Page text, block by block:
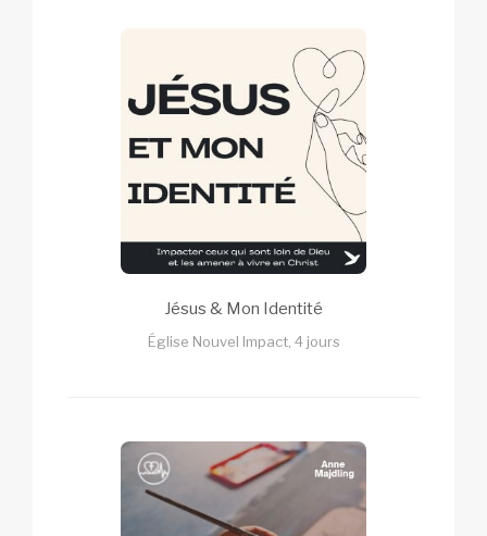
Jésus & Mon Identité
Église Nouvel Impact, 4 jours